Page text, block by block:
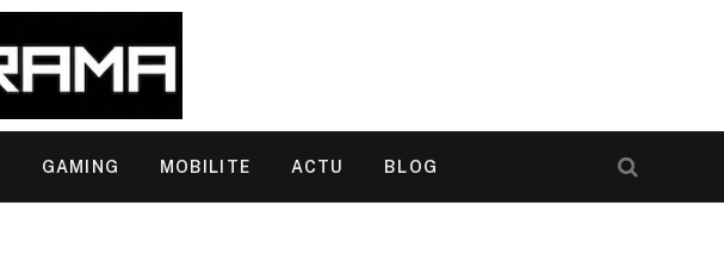
GAMING MOBILITE ACTU BLOG